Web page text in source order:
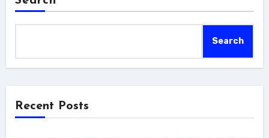
Search
Recent Posts